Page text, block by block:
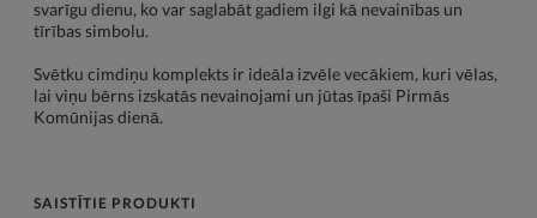
svarīgu dienu, ko var saglabāt gadiem ilgi kā nevainības un
tīrības simbolu.
Svētku cimdiņu komplekts ir ideāla izvēle vecākiem, kuri vēlas,
lai viņu bērns izskatās nevainojami un jūtas īpaši Pirmās
Komūnijas dienā.
SAISTĪTIE PRODUKTI